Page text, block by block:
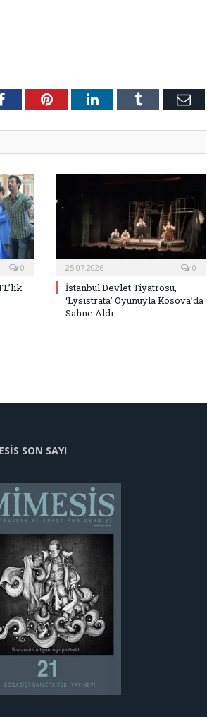
FacebookPinterestLinkedInTumblr E-
0 25.07.2026 0
İstanbul Devlet Tiyatrosu,
‘Lysistrata’ Oyunuyla Kosova’da
Sahne Aldı
SON SAYI